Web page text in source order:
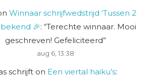
Winnaar schrijfwedstrijd ‘Tussen 2
bekend 🎉: “Terechte winnaar. Mooi
geschreven! Gefeliciteerd”
aug 6, 13:38
schrijft on Een viertal haiku’s: